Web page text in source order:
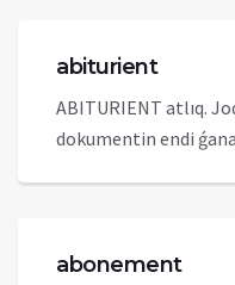
abiturient
ABITURIENT atlıq.
dokumentin endi ǵana
abonement